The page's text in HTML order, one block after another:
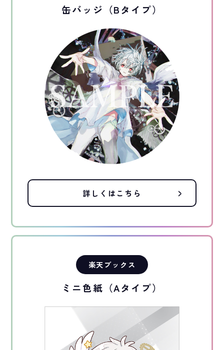
缶バッジ（Bタイプ）
詳しくはこちら
楽天ブックス
ミニ色紙（Aタイプ）